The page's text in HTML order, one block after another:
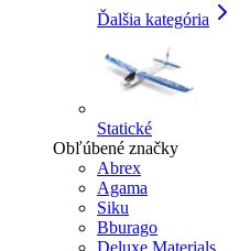
Ďalšia kategória
Statické
Obľúbené značky
Abrex
Agama
Siku
Bburago